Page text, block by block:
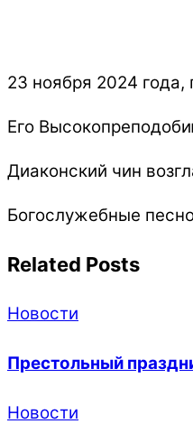
23 ноября 2024
Его
Диаконский чин
Богослужебные
Related Posts
Новости
Престольный
Новости